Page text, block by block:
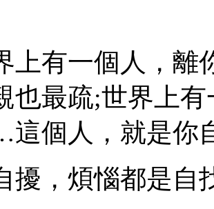
有一個人，離
也最疏;世界上
個人，就是你
，煩惱都是自